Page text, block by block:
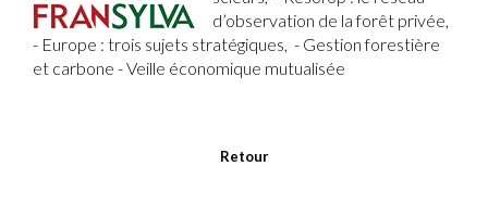
d’observation de la forêt privée,
- Europe : trois sujets stratégiques, - Gestion forestière
et carbone - Veille économique mutualisée
Retour